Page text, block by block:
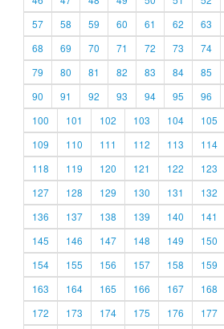
57
58 59 60 61 62 63
68
69 70 71 72 73 74
79
80 81 82 83 84 85
90
91 92 93 94 95 96
100
101 102 103 104 105
109
110 111 112 113 114
118
119 120 121 122 123
127
128 129 130 131 132
136
137 138 139 140 141
145
146 147 148 149 150
154
155 156 157 158 159
163
164 165 166 167 168
172
173 174 175 176 177